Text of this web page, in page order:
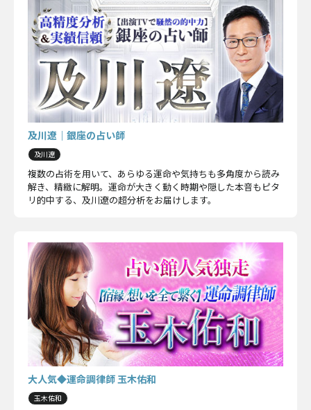
及川遼｜銀座の占い師
及川遼
複数の占術を用いて、あらゆる運命や気持ちも多角度から読み
解き、精緻に解明。運命が大きく動く時期や隠した本音もピタ
リ的中する、及川遼の超分析をお届けします。
大人気◆運命調律師 玉木佑和
玉木佑和